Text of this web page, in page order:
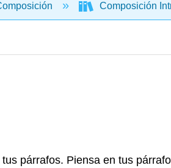
Composición
párrafos. Piensa en tus